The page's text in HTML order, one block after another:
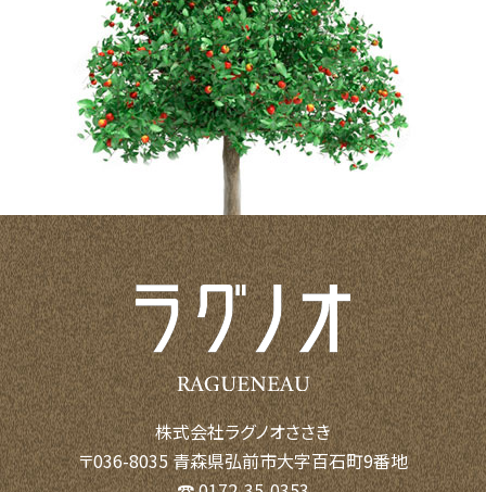
株式会社ラグノオささき
〒036-8035 青森県弘前市大字百石町9番地